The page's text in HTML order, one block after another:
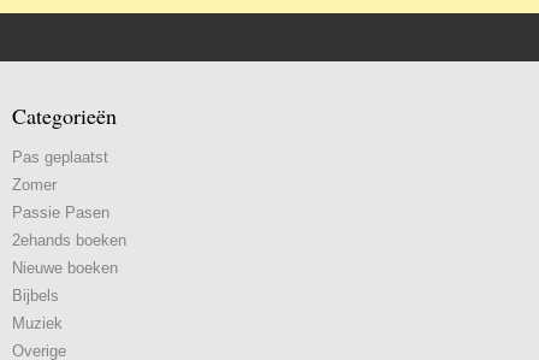
Categorieën
Pas geplaatst
Zomer
Passie Pasen
2ehands boeken
Nieuwe boeken
Bijbels
Muziek
Overige